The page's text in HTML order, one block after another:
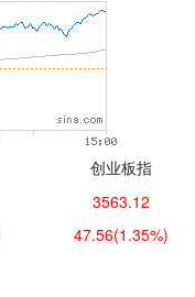
创业板指
3563.12
47.56(1.35%)